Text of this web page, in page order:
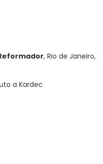
, Rio de Janeiro,
a Kardec